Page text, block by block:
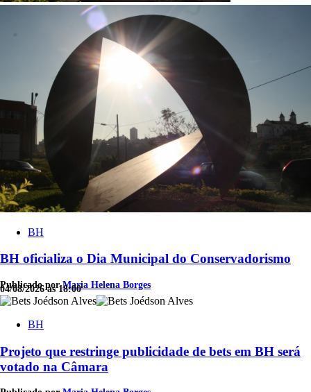
BH
BH oficializa o Dia Municipal do Conservadorismo
Publicado porMaria Helena Borges
04/08/2026 às 18:00
BH
Projeto que restringe publicidade de bets em BH será
votado na Câmara